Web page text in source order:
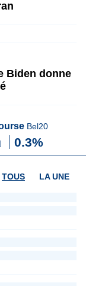
Biden donne
Bel20
0.3%
LA UNE
TOUS